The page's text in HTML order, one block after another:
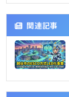
関連記事